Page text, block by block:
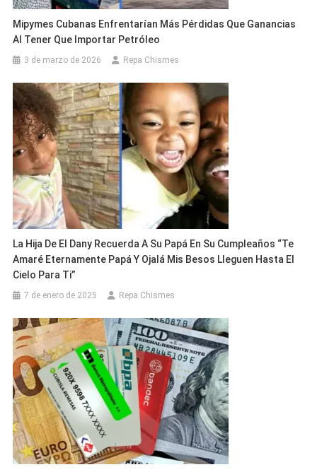
Mipymes Cubanas Enfrentarían Más Pérdidas Que Ganancias
Al Tener Que Importar Petróleo
3 de marzo de 2026 Repa Chismes
La Hija De El Dany Recuerda A Su Papá En Su Cumpleaños “Te
Amaré Eternamente Papá Y Ojalá Mis Besos Lleguen Hasta El
Cielo Para Ti”
7 de enero de 2025 Repa Chismes